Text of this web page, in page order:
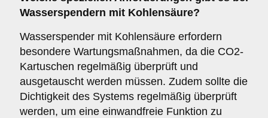
Wasserspendern mit Kohlensäure?
Wasserspender mit Kohlensäure erfordern
besondere Wartungsmaßnahmen, da die CO2-
Kartuschen regelmäßig überprüft und
ausgetauscht werden müssen. Zudem sollte die
Dichtigkeit des Systems regelmäßig überprüft
werden, um eine einwandfreie Funktion zu